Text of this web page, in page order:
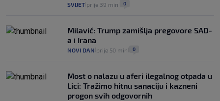
SVIJET prije 39 min 0
Milavić: Trump zamišlja pregovore SAD-
a i Irana
NOVI DAN prije 50 min 0
Most o nalazu u aferi ilegalnog otpada u
Lici: Tražimo hitnu sanaciju i kazneni
progon svih odgovornih